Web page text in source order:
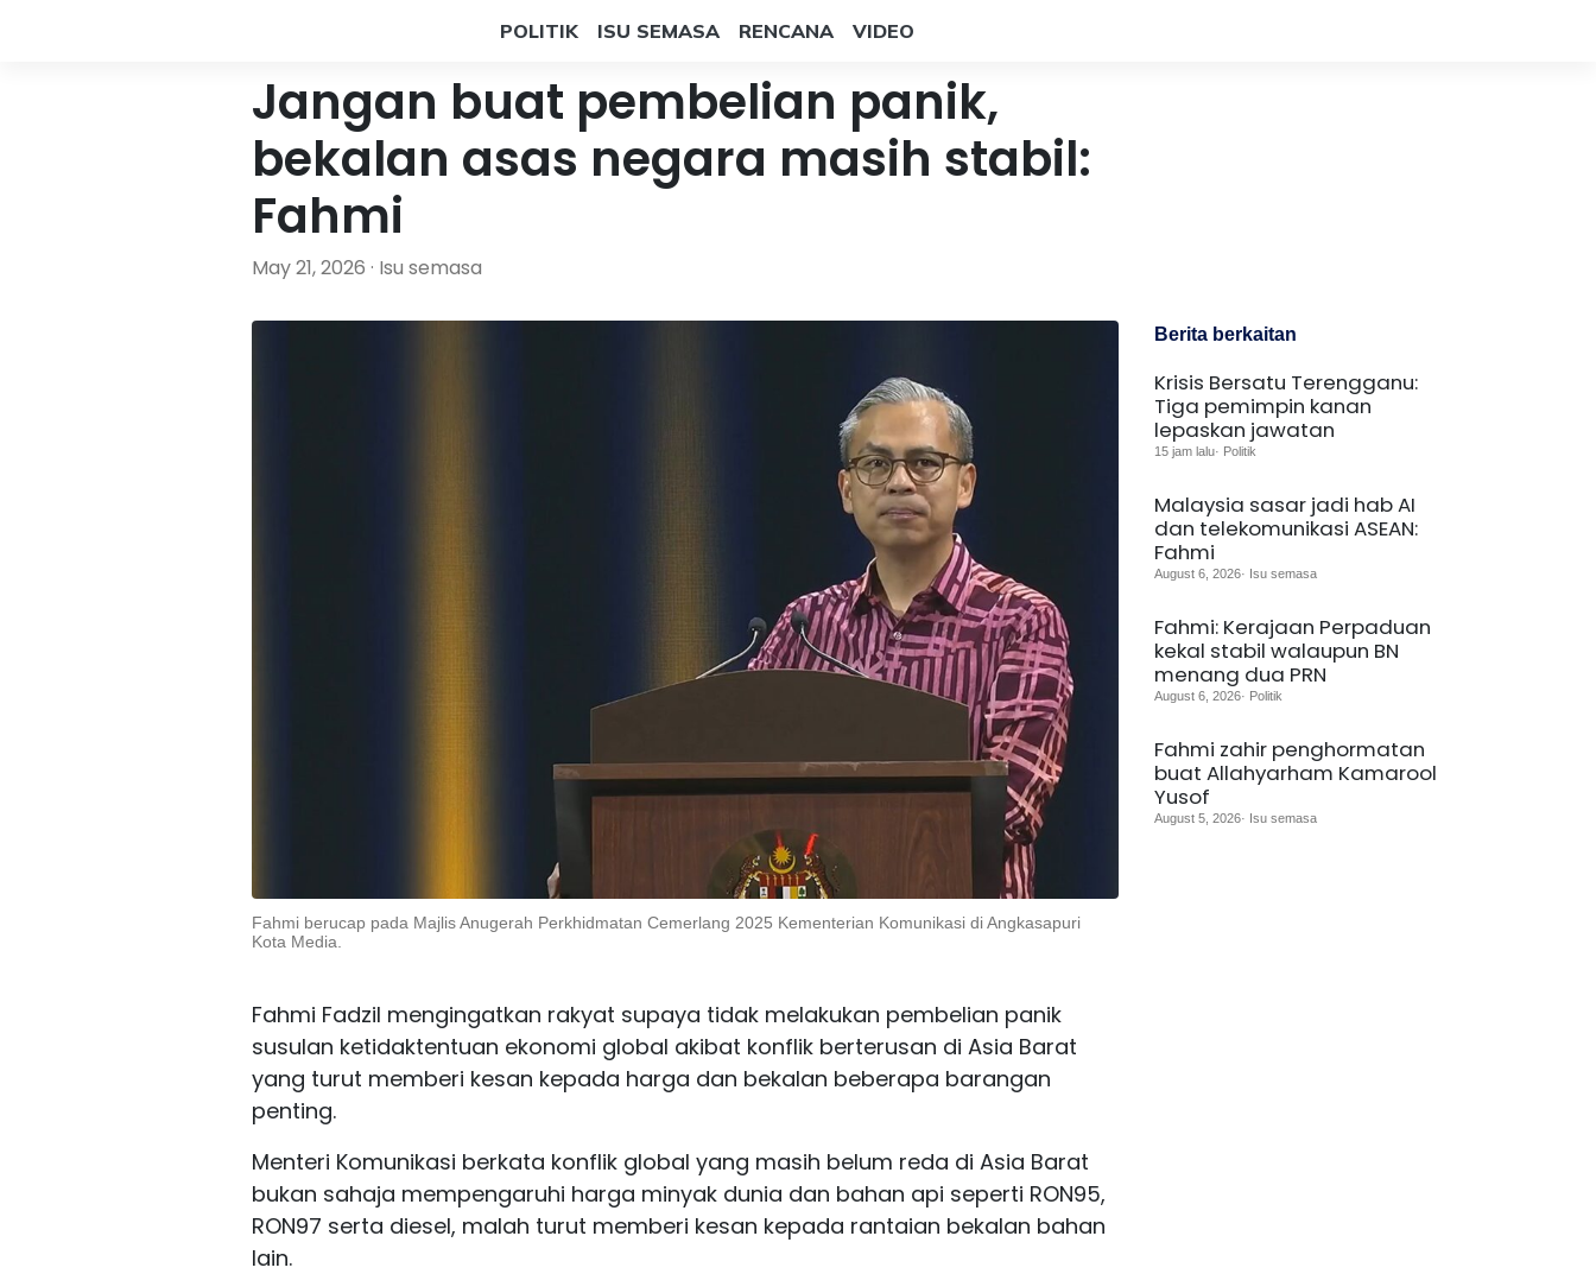
POLITIK ISU SEMASA RENCANA VIDEO
Jangan buat pembelian panik,
bekalan asas negara masih stabil:
Fahmi
May 21, 2026 · Isu semasa
Fahmi berucap pada Majlis Anugerah Perkhidmatan Cemerlang 2025 Kementerian Komunikasi di Angkasapuri
Kota Media.
Fahmi Fadzil mengingatkan rakyat supaya tidak melakukan pembelian panik
susulan ketidaktentuan ekonomi global akibat konflik berterusan di Asia Barat
yang turut memberi kesan kepada harga dan bekalan beberapa barangan
penting.
Menteri Komunikasi berkata konflik global yang masih belum reda di Asia Barat
bukan sahaja mempengaruhi harga minyak dunia dan bahan api seperti RON95,
RON97 serta diesel, malah turut memberi kesan kepada rantaian bekalan bahan
lain.
Berita berkaitan
Krisis Bersatu Terengganu:
Tiga pemimpin kanan
lepaskan jawatan
15 jam lalu· Politik
Malaysia sasar jadi hab AI
dan telekomunikasi ASEAN:
Fahmi
August 6, 2026· Isu semasa
Fahmi: Kerajaan Perpaduan
kekal stabil walaupun BN
menang dua PRN
August 6, 2026· Politik
Fahmi zahir penghormatan
buat Allahyarham Kamarool
Yusof
August 5, 2026· Isu semasa